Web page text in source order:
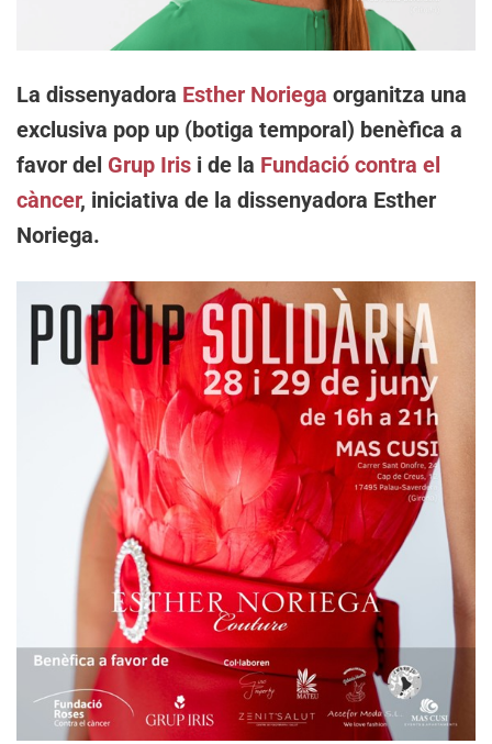
La dissenyadora Esther Noriega organitza una
exclusiva pop up (botiga temporal) benèfica a
favor del Grup Iris i de la Fundació contra el
càncer, iniciativa de la dissenyadora Esther
Noriega.